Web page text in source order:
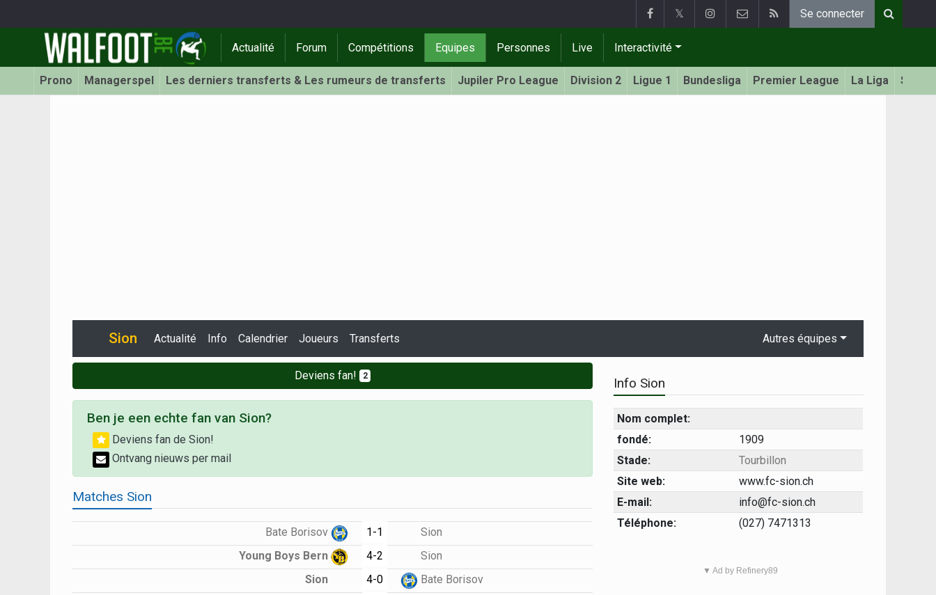
𝕏 Se connecter
Actualité Forum Compétitions Equipes Personnes Live Interactivité
Prono Managerspel Les derniers transferts & Les rumeurs de transferts Jupiler Pro League Division 2 Ligue 1 Bundesliga Premier League La Liga Serie
Sion Actualité Info Calendrier Joueurs Transferts Autres équipes
Deviens fan! 2
Ben je een echte fan van Sion?
Deviens fan de Sion!
Ontvang nieuws per mail
Matches Sion
Bate Borisov 1-1
Sion
Young Boys Bern
4-2
Sion
Sion
4-0
Bate Borisov
Info Sion
Nom complet:
fondé:
1909
Stade:
Tourbillon
Site web:
www.fc-sion.ch
E-mail:
info@fc-sion.ch
Téléphone:
(027) 7471313
▼ Ad by Refinery89